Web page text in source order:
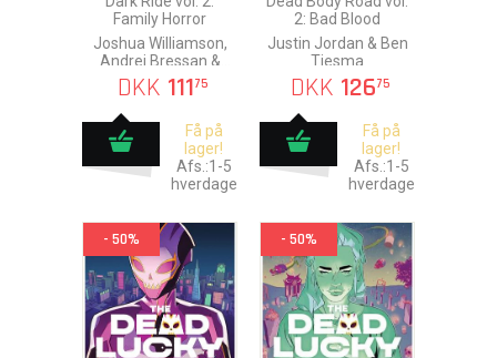
Family Horror
Joshua Williamson,
Andrei Bressan &
Adriano Lucas
DKK 11175
Få på
lager!
Afs.:1-5
hverdage
2: Bad Blood
Justin Jordan & Ben
Tiesma
DKK 12675
Få på
lager!
Afs.:1-5
hverdage
- 50% - 50%